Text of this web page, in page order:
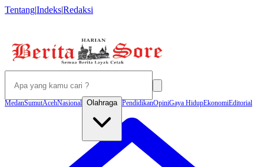
Tentang|Indeks|Redaksi
MedanSumutAcehNasional Olahraga PendidikanOpiniGaya HidupEkonomiEditorial